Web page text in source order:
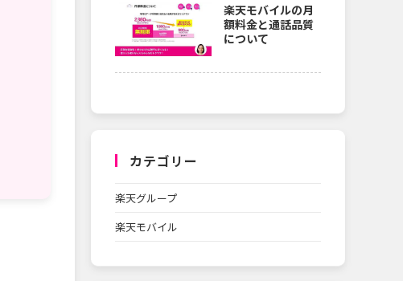
楽天モバイルの月
額料金と通話品質
について
カテゴリー
楽天グループ
楽天モバイル